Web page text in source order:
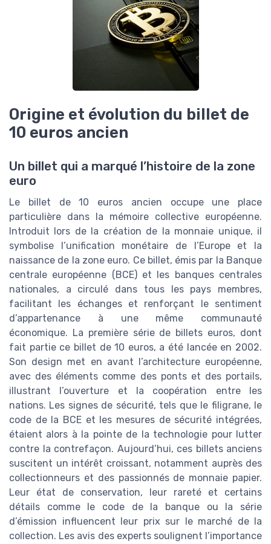
Origine et évolution du billet de
10 euros ancien
Un billet qui a marqué l’histoire de la zone
euro
Le billet de 10 euros ancien occupe une place
particulière dans la mémoire collective européenne.
Introduit lors de la création de la monnaie unique, il
symbolise l’unification monétaire de l’Europe et la
naissance de la zone euro. Ce billet, émis par la Banque
centrale européenne (BCE) et les banques centrales
nationales, a circulé dans tous les pays membres,
facilitant les échanges et renforçant le sentiment
d’appartenance à une même communauté
économique. La première série de billets euros, dont
fait partie ce billet de 10 euros, a été lancée en 2002.
Son design met en avant l’architecture européenne,
avec des éléments comme des ponts et des portails,
illustrant l’ouverture et la coopération entre les
nations. Les signes de sécurité, tels que le filigrane, le
code de la BCE et les mesures de sécurité intégrées,
étaient alors à la pointe de la technologie pour lutter
contre la contrefaçon. Aujourd’hui, ces billets anciens
suscitent un intérêt croissant, notamment auprès des
collectionneurs et des passionnés de monnaie papier.
Leur état de conservation, leur rareté et certains
détails comme le code de la banque ou la série
d’émission influencent leur prix sur le marché de la
collection. Les avis des experts soulignent l’importance